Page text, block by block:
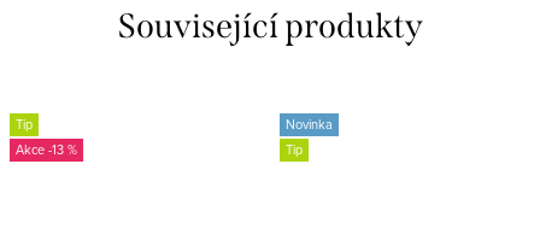
Související produkty
Tip
-13 %
Novinka
Tip